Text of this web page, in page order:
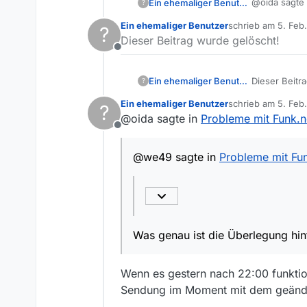
? Ein ehemaliger Benutzer @oida
Ich kann
@we49
Auch
Z. Zt
HTTP/1.1
?
Offline
Ein ehemaliger Benutzerschrieb am 5.
zuletzt editiert von
Dieser Beitrag wurde gelöscht!
? Ein ehemaliger Benutzer Dieser
?
Offline
Ein ehemaliger Benutzerschrieb am 5.
zuletzt editiert
@oida sagte in Probleme mit
@we49 sagte in Probleme mit
Was genau ist die Überlegung
Wenn es gestern nach 22:00
Sendung im Moment mit dem